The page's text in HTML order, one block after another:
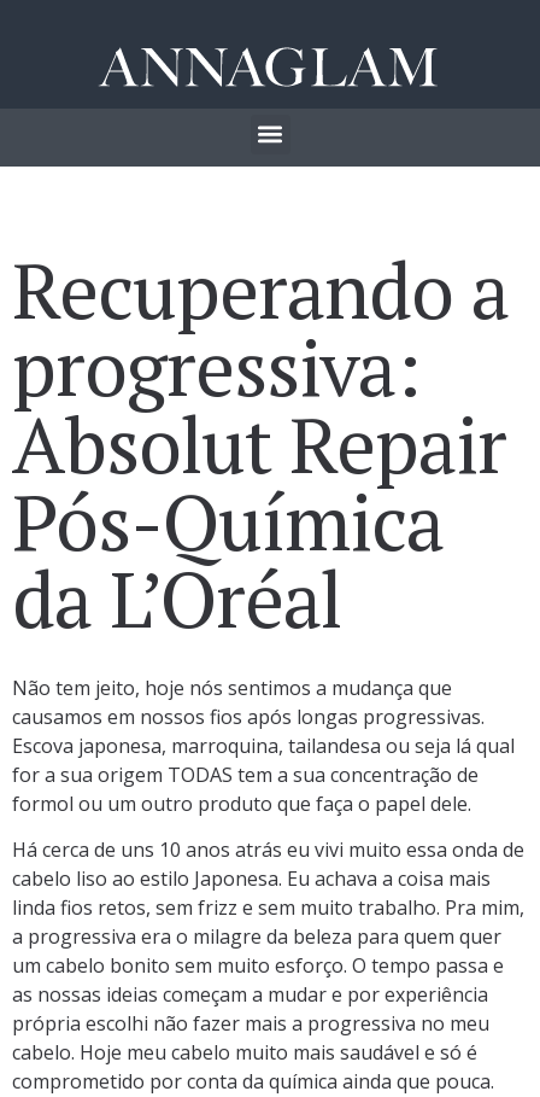
Recuperando a
progressiva:
Absolut Repair
Pós-Química
da L’Oréal
Não tem jeito, hoje nós sentimos a mudança que
causamos em nossos fios após longas progressivas.
Escova japonesa, marroquina, tailandesa ou seja lá qual
for a sua origem TODAS tem a sua concentração de
formol ou um outro produto que faça o papel dele.
Há cerca de uns 10 anos atrás eu vivi muito essa onda de
cabelo liso ao estilo Japonesa. Eu achava a coisa mais
linda fios retos, sem frizz e sem muito trabalho. Pra mim,
a progressiva era o milagre da beleza para quem quer
um cabelo bonito sem muito esforço. O tempo passa e
as nossas ideias começam a mudar e por experiência
própria escolhi não fazer mais a progressiva no meu
cabelo. Hoje meu cabelo muito mais saudável e só é
comprometido por conta da química ainda que pouca.